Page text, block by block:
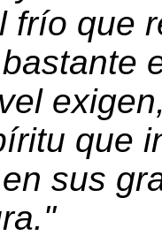
frío que
que
sus